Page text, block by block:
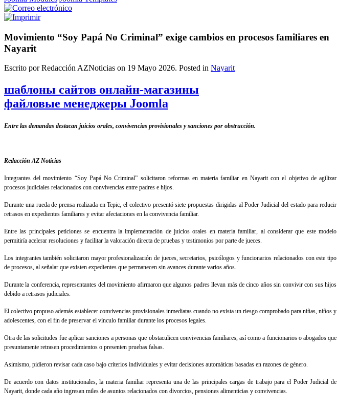
Movimiento “Soy Papá No Criminal” exige cambios en procesos familiares en
Nayarit
Escrito por Redacción AZNoticias on 19 Mayo 2026. Posted in Nayarit
шаблоны сайтов онлайн-магазины
файловые менеджеры Joomla
Entre las demandas destacan juicios orales, convivencias provisionales y sanciones por obstrucción.
Redacción AZ Noticias
Integrantes del movimiento “Soy Papá No Criminal” solicitaron reformas en materia familiar en Nayarit con el objetivo de agilizar
procesos judiciales relacionados con convivencias entre padres e hijos.
Durante una rueda de prensa realizada en Tepic, el colectivo presentó siete propuestas dirigidas al Poder Judicial del estado para reducir
retrasos en expedientes familiares y evitar afectaciones en la convivencia familiar.
Entre las principales peticiones se encuentra la implementación de juicios orales en materia familiar, al considerar que este modelo
permitiría acelerar resoluciones y facilitar la valoración directa de pruebas y testimonios por parte de jueces.
Los integrantes también solicitaron mayor profesionalización de jueces, secretarios, psicólogos y funcionarios relacionados con este tipo
de procesos, al señalar que existen expedientes que permanecen sin avances durante varios años.
Durante la conferencia, representantes del movimiento afirmaron que algunos padres llevan más de cinco años sin convivir con sus hijos
debido a retrasos judiciales.
El colectivo propuso además establecer convivencias provisionales inmediatas cuando no exista un riesgo comprobado para niñas, niños y
adolescentes, con el fin de preservar el vínculo familiar durante los procesos legales.
Otra de las solicitudes fue aplicar sanciones a personas que obstaculicen convivencias familiares, así como a funcionarios o abogados que
presuntamente retrasen procedimientos o presenten pruebas falsas.
Asimismo, pidieron revisar cada caso bajo criterios individuales y evitar decisiones automáticas basadas en razones de género.
De acuerdo con datos institucionales, la materia familiar representa una de las principales cargas de trabajo para el Poder Judicial de
Nayarit, donde cada año ingresan miles de asuntos relacionados con divorcios, pensiones alimenticias y convivencias.